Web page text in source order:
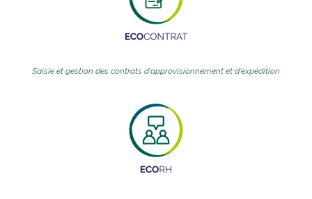
Saisie et gestion des contrats d'approvisionnement et d'expédition